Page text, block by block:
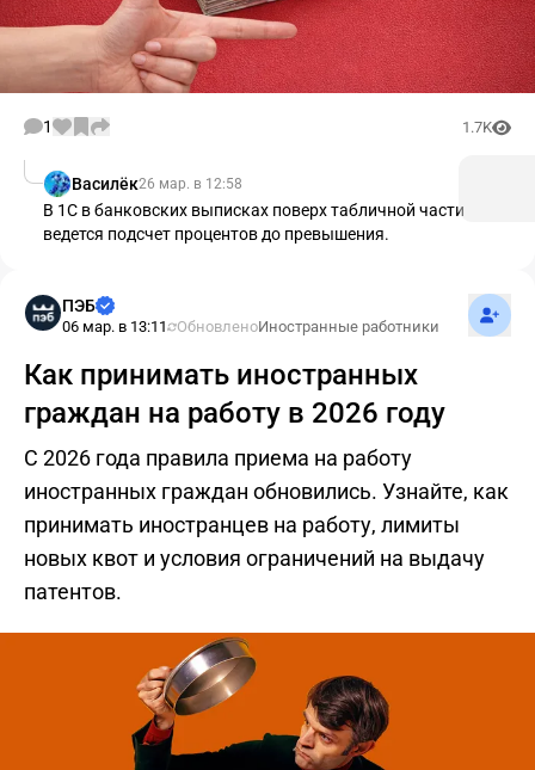
1 1.7K
Василёк26 мар. в 12:58
В 1С в банковских выписках поверх табличной части
ведется подсчет процентов до превышения.
ПЭБ
06 мар. в 13:11 ОбновленоИностранные работники
Как принимать иностранных
граждан на работу в 2026 году
С 2026 года правила приема на работу
иностранных граждан обновились. Узнайте, как
принимать иностранцев на работу, лимиты
новых квот и условия ограничений на выдачу
патентов.